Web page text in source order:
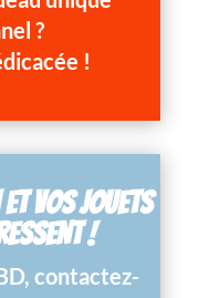
?
!
VOS JOUETS
!
contactez-